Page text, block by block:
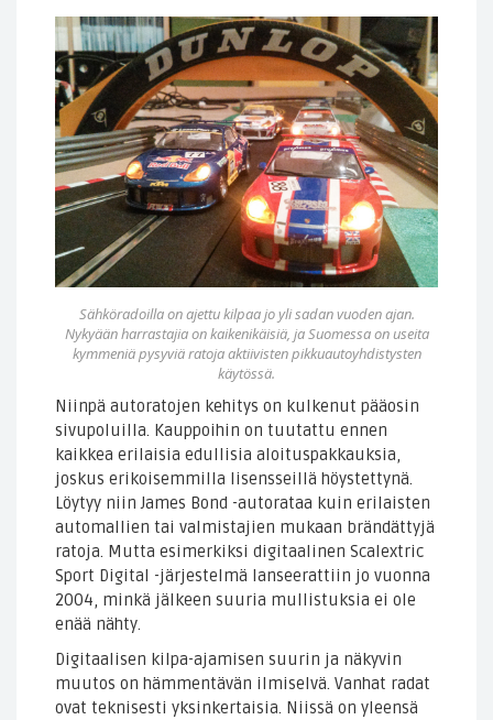
Sähköradoilla on ajettu kilpaa jo yli sadan vuoden ajan.
Nykyään harrastajia on kaikenikäisiä, ja Suomessa on useita
kymmeniä pysyviä ratoja aktiivisten pikkuautoyhdistysten
käytössä.
Niinpä autoratojen kehitys on kulkenut pääosin
sivupoluilla. Kauppoihin on tuutattu ennen
kaikkea erilaisia edullisia aloituspakkauksia,
joskus erikoisemmilla lisensseillä höystettynä.
Löytyy niin James Bond -autorataa kuin erilaisten
automallien tai valmistajien mukaan brändättyjä
ratoja. Mutta esimerkiksi digitaalinen Scalextric
Sport Digital -järjestelmä lanseerattiin jo vuonna
2004, minkä jälkeen suuria mullistuksia ei ole
enää nähty.
Digitaalisen kilpa-ajamisen suurin ja näkyvin
muutos on hämmentävän ilmiselvä. Vanhat radat
ovat teknisesti yksinkertaisia. Niissä on yleensä